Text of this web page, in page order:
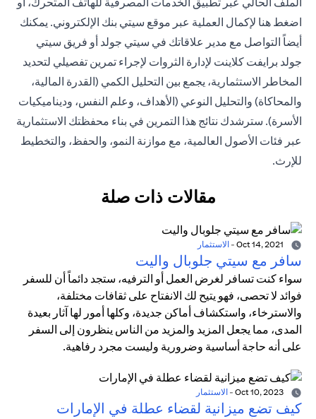
اضغط هنا لإكمال العملية عبر موقع سيتي بنك الإلكتروني. يمكنك
أيضاً التواصل مع مدير علاقاتك في سيتي جولد أو فريق سيتي
جولد برايفت كلاينت لإدارة الثروات لإجراء تمرين تفصيلي لتحديد
المخاطر الاستثمارية، يجمع بين التحليل الكمي (القدرة المالية،
والمحاكاة) والتحليل النوعي (الأهداف، وعلم النفس، وديناميكيات
الأسرة). سترشدك نتائج هذا التمرين في بناء محفظتك الاستثمارية
عبر فئات الأصول العالمية، مع موازنة النمو، والحفظ، والتخطيط
للإرث.
مقالات ذات صلة
- الاستثمار
سافر مع سيتي جلوبال واليت
سواء كنت تسافر لغرض العمل أو الترفيه، ستجد دائماً أن للسفر
فوائد لا تحصى، فهو يتيح لك الانفتاح على ثقافات مختلفة،
والاسترخاء، واستكشاف أماكن جديدة، وكلها أمور لها آثار بعيدة
المدى، مما يجعل المزيد والمزيد من الناس ينظرون إلى السفر
على أنه حاجة أساسية وضرورية وليست مجرد رفاهية.
- الاستثمار
كيف تضع ميزانية لقضاء عطلة في الإمارات